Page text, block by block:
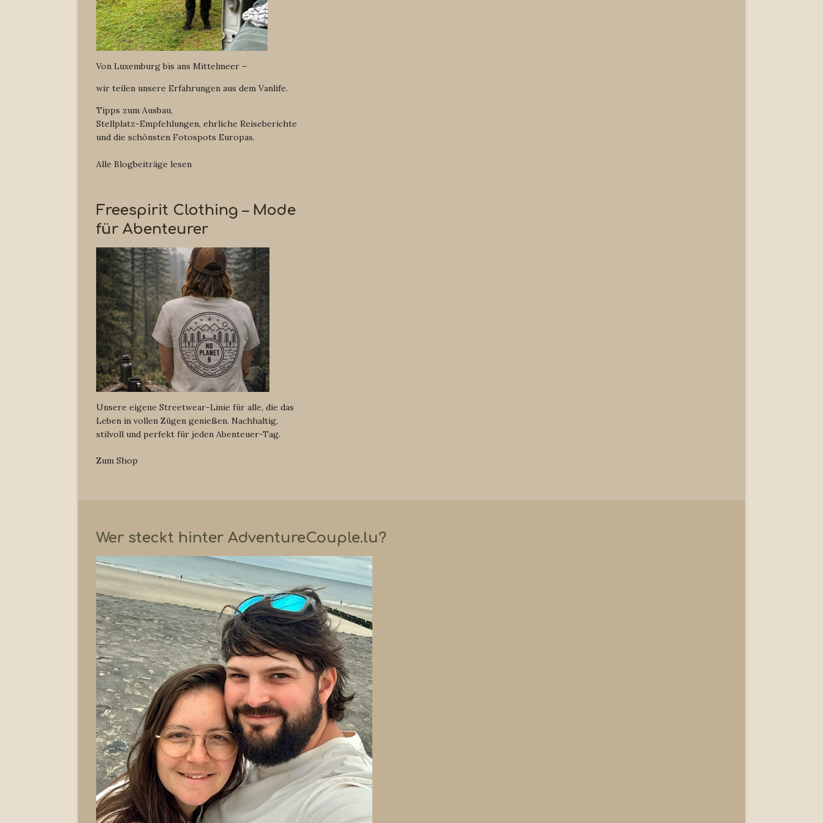
Von Luxemburg bis ans Mittelmeer –
wir teilen unsere Erfahrungen aus dem Vanlife.
Tipps zum Ausbau,
Stellplatz-Empfehlungen, ehrliche Reiseberichte
und die schönsten Fotospots Europas.
Alle Blogbeiträge lesen
Freespirit Clothing – Mode
für Abenteurer
Unsere eigene Streetwear-Linie für alle, die das
Leben in vollen Zügen genießen. Nachhaltig,
stilvoll und perfekt für jeden Abenteuer-Tag.
Zum Shop
Wer steckt hinter AdventureCouple.lu?